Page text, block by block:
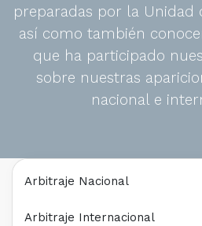
preparadas por la Unidad
así como también
que ha participado
sobre nuestras
nacional e
Arbitraje Nacional
Arbitraje Internacional